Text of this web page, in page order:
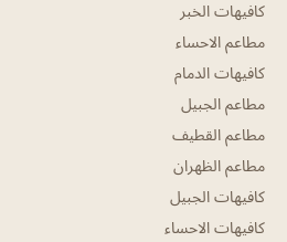
كافيهات الخبر
مطاعم الاحساء
كافيهات الدمام
مطاعم الجبيل
مطاعم القطيف
مطاعم الظهران
كافيهات الجبيل
كافيهات الاحساء